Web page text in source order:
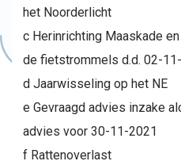
het Noorderlicht
c Herinrichting Maaskade
de fietstrommels d.d. 02-
d Jaarwisseling op het NE
e Gevraagd advies inzake
advies voor 30-11-2021
f Rattenoverlast